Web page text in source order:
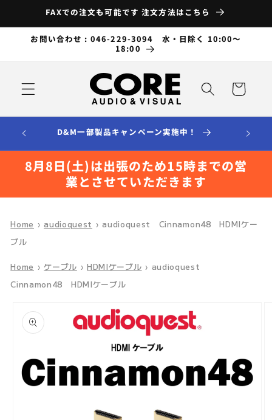
ンツに
進む
FAXでの注文も可能です 注文方法はこちら
お問い合わせ : 046-229-3094 水・日除く 10:00～
18:00
ー
D&M一部製品キャンペーン実施中！
8月8日(土)は出張のため15時までの営
業とさせていただきます
Home › audioquest › audioquest Cinnamon48 HDMIケー
ブル
Home › ケーブル › HDMIケーブル › audioquest
Cinnamon48 HDMIケーブル
報にス
キップ